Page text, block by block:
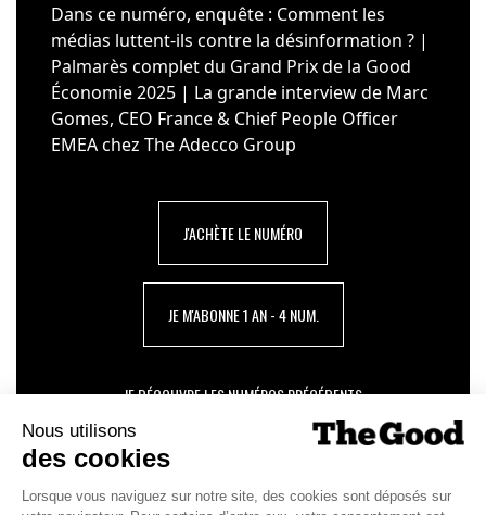
Dans ce numéro, enquête : Comment les
médias luttent-ils contre la désinformation ? |
Palmarès complet du Grand Prix de la Good
Économie 2025 | La grande interview de Marc
Gomes, CEO France & Chief People Officer
EMEA chez The Adecco Group
J'ACHÈTE LE NUMÉRO
JE M'ABONNE 1 AN - 4 NUM.
JE DÉCOUVRE LES NUMÉROS PRÉCÉDENTS
Je suis déjà abonné(e) :
version digitale